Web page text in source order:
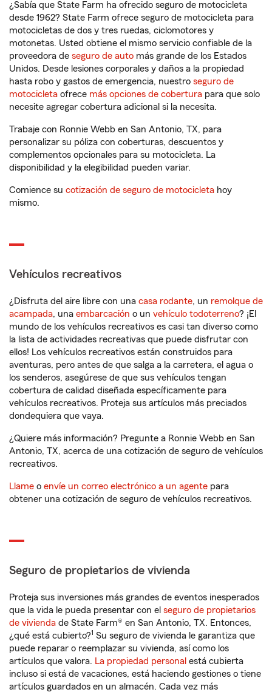
¿Sabía que State Farm ha ofrecido seguro de motocicleta
desde 1962? State Farm ofrece seguro de motocicleta para
motocicletas de dos y tres ruedas, ciclomotores y
motonetas. Usted obtiene el mismo servicio confiable de la
proveedora de seguro de auto más grande de los Estados
Unidos. Desde lesiones corporales y daños a la propiedad
hasta robo y gastos de emergencia, nuestro seguro de
motocicleta ofrece más opciones de cobertura para que solo
necesite agregar cobertura adicional si la necesita.
Trabaje con Ronnie Webb en San Antonio, TX, para
personalizar su póliza con coberturas, descuentos y
complementos opcionales para su motocicleta. La
disponibilidad y la elegibilidad pueden variar.
Comience su cotización de seguro de motocicleta hoy
mismo.
Vehículos recreativos
¿Disfruta del aire libre con una casa rodante, un remolque de
acampada, una embarcación o un vehículo todoterreno? ¡El
mundo de los vehículos recreativos es casi tan diverso como
la lista de actividades recreativas que puede disfrutar con
ellos! Los vehículos recreativos están construidos para
aventuras, pero antes de que salga a la carretera, el agua o
los senderos, asegúrese de que sus vehículos tengan
cobertura de calidad diseñada específicamente para
vehículos recreativos. Proteja sus artículos más preciados
dondequiera que vaya.
¿Quiere más información? Pregunte a Ronnie Webb en San
Antonio, TX, acerca de una cotización de seguro de vehículos
recreativos.
Llame o envíe un correo electrónico a un agente para
obtener una cotización de seguro de vehículos recreativos.
Seguro de propietarios de vivienda
Proteja sus inversiones más grandes de eventos inesperados
que la vida le pueda presentar con el seguro de propietarios
de vivienda de State Farm® en San Antonio, TX. Entonces,
¿qué está cubierto?1 Su seguro de vivienda le garantiza que
puede reparar o reemplazar su vivienda, así como los
artículos que valora. La propiedad personal está cubierta
incluso si está de vacaciones, está haciendo gestiones o tiene
artículos guardados en un almacén. Cada vez más